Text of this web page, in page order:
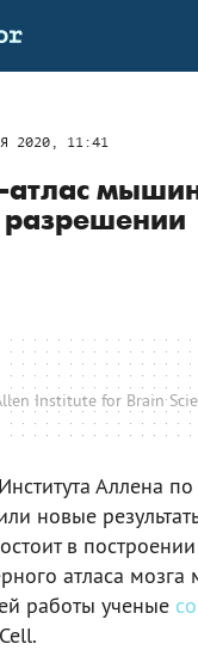
2020, 11:41
атлас
Institute for Brain
Аллена
новые
в
атласа
работы ученые